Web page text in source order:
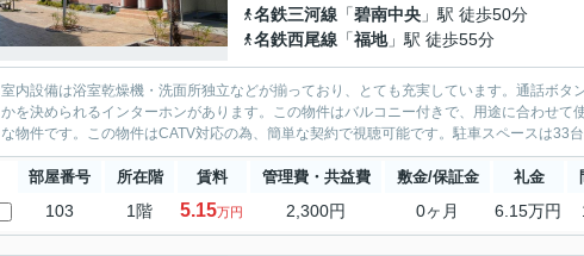
名鉄三河線 「碧南中央 」駅 徒歩50分
名鉄西尾線 「福地」駅 徒歩55分
室内設備は浴室乾燥機・洗面所独立などが揃っており、とても充実しています。通話ボタ
かを決められるインターホンがあります。この物件はバルコニー付きで、用途に合わせ
な物件です。この物件はCATV対応の為、簡単な契約で視聴可能です。駐車スペースは33
部屋番号 所在階 賃料 管理費・共益費 敷金/保証金 礼金
103 1階 5.15万円 2,300円 0ヶ月 6.15万円